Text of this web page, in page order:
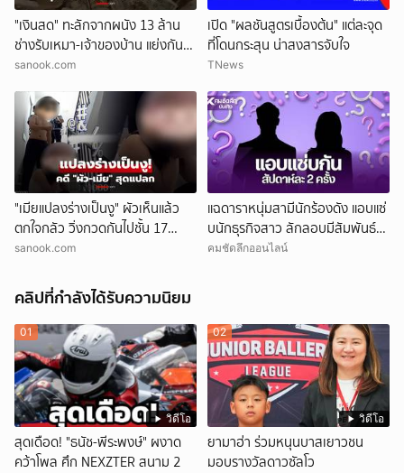
"เงินสด" ทะลักจากผนัง 13 ล้าน
ช่างรับเหมา-เจ้าของบ้าน แย่งกัน
วุ่น สุดท้ายศาลตัดสินให้ใคร?!
sanook.com
เปิด "ผลชันสูตรเบื้องต้น" แต่ละจุด
ที่โดนกระสุน น่าสงสารจับใจ
TNews
"เมียแปลงร่างเป็นงู" ผัวเห็นแล้ว
ตกใจกลัว วิ่งกวดกันไปชั้น 17
ตร.เผยบทสรุปคดีสุดแปลก!
sanook.com
แฉดาราหนุ่มสามีนักร้องดัง แอบแซ่
บนักธุรกิจสาว ลักลอบมีสัมพันธ์
สัปดาห์ละ 2 ครั้ง
คมชัดลึกออนไลน์
คลิปที่กำลังได้รับความนิยม
วิดีโอ
01
สุดเดือด! "ธนัช-พีระพงษ์" ผงาด
คว้าโพล ศึก NEXZTER สนาม 2
วิดีโอ
02
ยามาฮ่า ร่วมหนุนบาสเยาวชน
มอบรางวัลดาวซัลโว